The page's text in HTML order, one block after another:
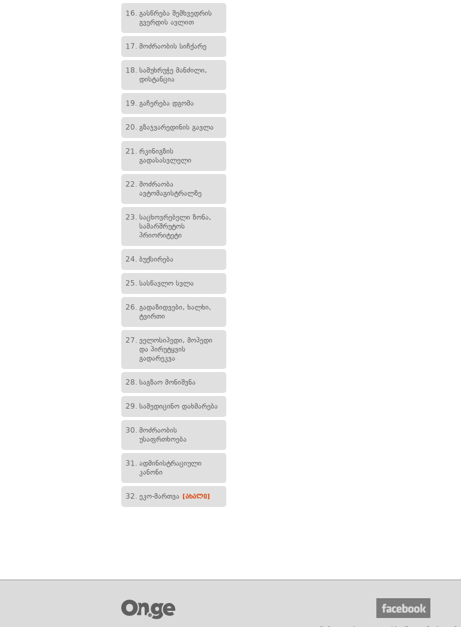
16. გასწრება შემხვედრის
გვერდის ავლით
17. მოძრაობის სიჩქარე
18. სამუხრუჭე მანძილი,
დისტანცია
19. გაჩერება დგომა
20. გზაჯვარედინის გავლა
21. რკინიგზის
გადასასვლელი
22. მოძრაობა
ავტომაგისტრალზე
23. საცხოვრებელი ზონა,
სამარშრუტოს
პრიორიტეტი
24. ბუქსირება
25. სასწავლო სვლა
26. გადაზიდვები, ხალხი,
ტვირთი
27. ველოსიპედი, მოპედი
და პირუტყვის
გადარეკვა
28. საგზაო მონიშვნა
29. სამედიცინო დახმარება
30. მოძრაობის
უსაფრთხოება
31. ადმინისტრაციული
კანონი
32. ეკო-მართვა [ახალი]